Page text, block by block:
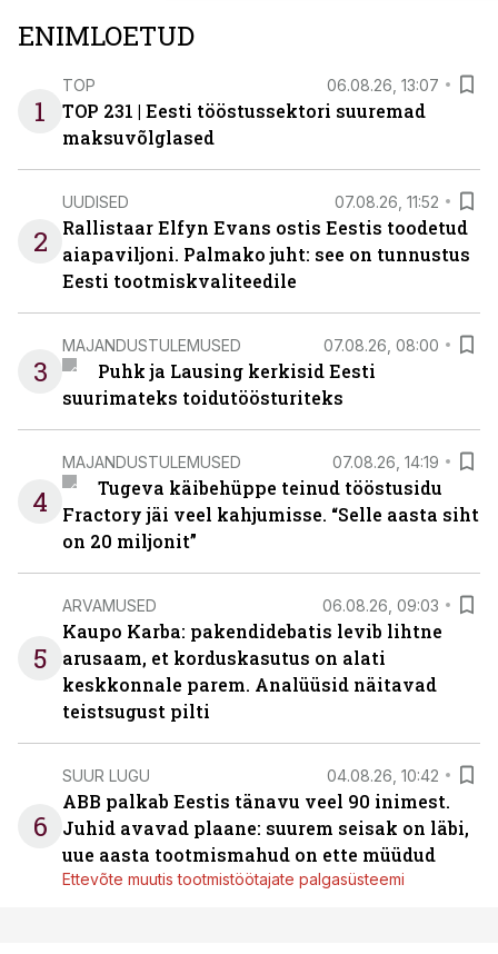
ENIMLOETUD
1
TOP 06.08.26, 13:07
TOP 231 | Eesti tööstussektori suuremad
maksuvõlglased
2
UUDISED 07.08.26, 11:52
Rallistaar Elfyn Evans ostis Eestis toodetud
aiapaviljoni. Palmako juht: see on tunnustus
Eesti tootmiskvaliteedile
3
MAJANDUSTULEMUSED 07.08.26, 08:00
Puhk ja Lausing kerkisid Eesti
suurimateks toidutöösturiteks
4
MAJANDUSTULEMUSED 07.08.26, 14:19
Tugeva käibehüppe teinud tööstusidu
Fractory jäi veel kahjumisse. “Selle aasta siht
on 20 miljonit”
5
ARVAMUSED 06.08.26, 09:03
Kaupo Karba: pakendidebatis levib lihtne
arusaam, et korduskasutus on alati
keskkonnale parem. Analüüsid näitavad
teistsugust pilti
6
SUUR LUGU 04.08.26, 10:42
ABB palkab Eestis tänavu veel 90 inimest.
Juhid avavad plaane: suurem seisak on läbi,
uue aasta tootmismahud on ette müüdud
Ettevõte muutis tootmistöötajate palgasüsteemi